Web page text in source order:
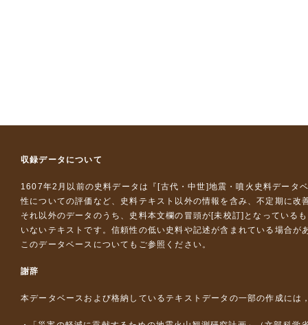
収録データについて
1607年2月以前の史料データは『 [古代・中世]地震・噴火史料データ
性についての評価など、史料テキスト以外の情報を含み、不定期に改
それ以外のデータのうち、史料本文欄の冒頭が[未校訂]となっている
いないテキストです。信頼性の低い史料や記述が含まれている場合が
このデータベースについて もご参照ください。
謝辞
本データベースおよび格納しているテキストデータの一部の作成には